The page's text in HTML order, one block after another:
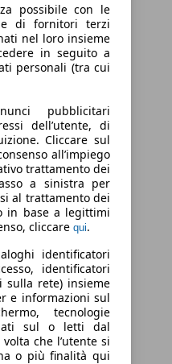
possibile con le
e di fornitori terzi
nel loro insieme
in seguito a
personali (tra cui
pubblicitari
dell’utente, di
Cliccare sul
all’impiego
trattamento dei
a sinistra per
al trattamento dei
in base a legittimi
cliccare qui.
identificatori
identificatori
sulla rete) insieme
e informazioni sul
tecnologie
sul o letti dal
che l’utente si
o più finalità qui